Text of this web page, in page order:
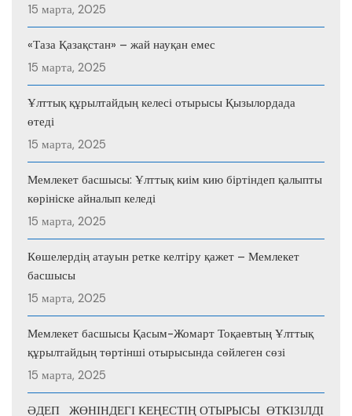
15 марта, 2025
«Таза Қазақстан» – жай науқан емес
15 марта, 2025
Ұлттық құрылтайдың келесі отырысы Қызылордада
өтеді
15 марта, 2025
Мемлекет басшысы: Ұлттық киім кию біртіндеп қалыпты
көрініске айналып келеді
15 марта, 2025
Көшелердің атауын ретке келтіру қажет – Мемлекет
басшысы
15 марта, 2025
Мемлекет басшысы Қасым-Жомарт Тоқаевтың Ұлттық
құрылтайдың төртінші отырысында сөйлеген сөзі
15 марта, 2025
ӘДЕП ЖӨНІНДЕГІ КЕҢЕСТІҢ ОТЫРЫСЫ ӨТКІЗІЛДІ